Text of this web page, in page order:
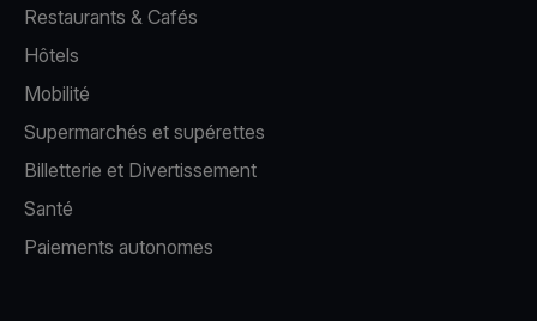
Restaurants & Cafés
Hôtels
Mobilité
Supermarchés et supérettes
Billetterie et Divertissement
Santé
Paiements autonomes